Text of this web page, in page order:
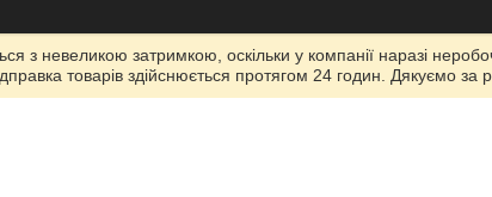
з невеликою затримкою, оскільки у компанії наразі
товарів здійснюється протягом 24 годин. Дякуємо за